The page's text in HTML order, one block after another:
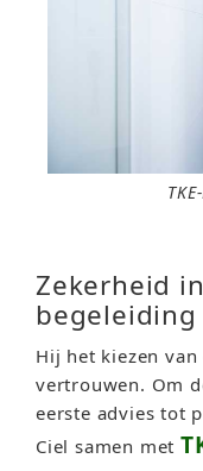
Zekerheid
begeleiding
Hij het kiezen
vertrouwen. Om
eerste advies tot
Ciel samen met